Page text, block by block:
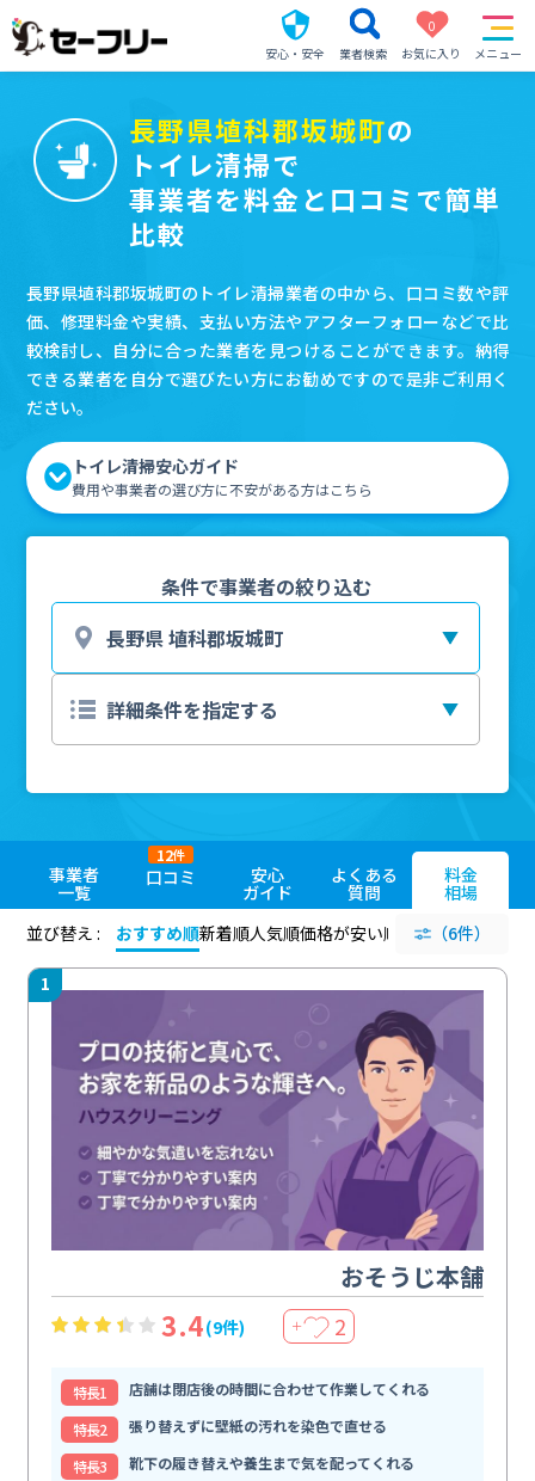
安心・安全 業者検索
0
お気に入り
メニュー
長野県埴科郡坂城町の
トイレ清掃で
事業者を料金と口コミで簡単
比較
長野県埴科郡坂城町のトイレ清掃業者の中から、口コミ数や評
価、修理料金や実績、支払い方法やアフターフォローなどで比
較検討し、自分に合った業者を見つけることができます。納得
できる業者を自分で選びたい方にお勧めですので是非ご利用く
ださい。
トイレ清掃安心ガイド
費用や事業者の選び方に不安がある方はこちら
条件で事業者の絞り込む
事業者
一覧
口コミ
12件
安心
ガイド
よくある
質問
料金
相場
並び替え :
おすすめ順新着順人気順価格が安い順 評価が高い順
（6件）
1
おそうじ本舗
3.4(9件) ＋ 2
特⻑1
店舗は閉店後の時間に合わせて作業してくれる
特⻑2
張り替えずに壁紙の汚れを染色で直せる
特⻑3
靴下の履き替えや養生まで気を配ってくれる